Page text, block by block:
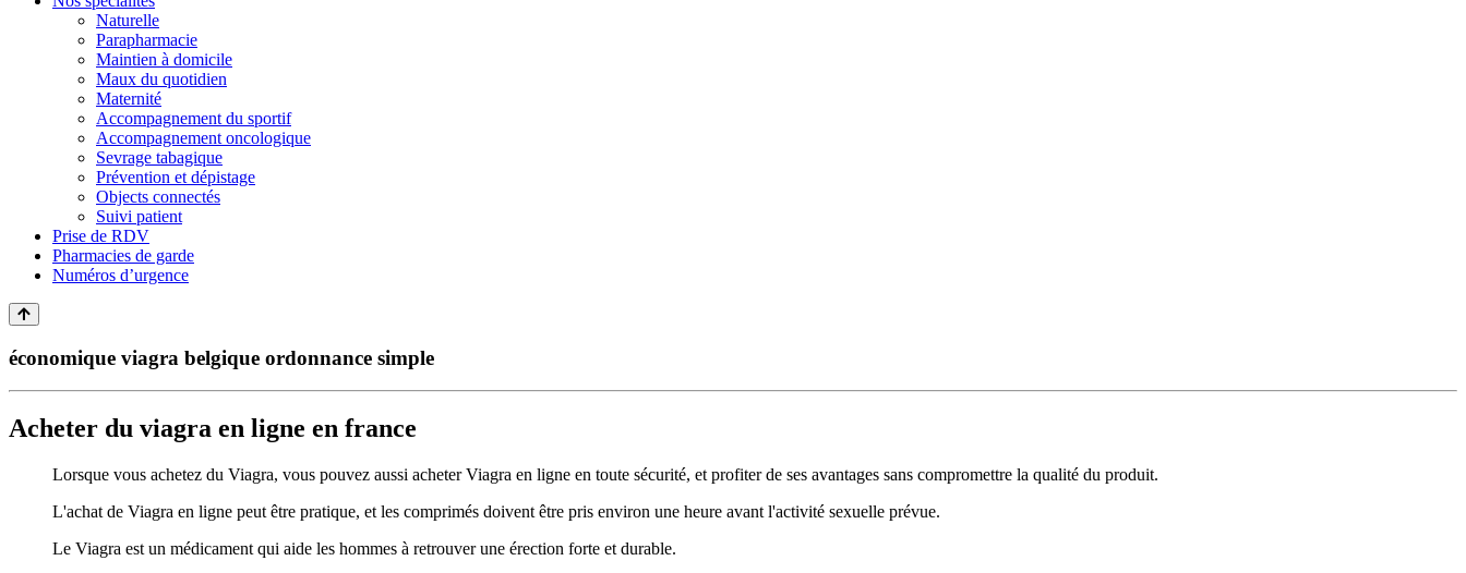
Naturelle
Parapharmacie
Maintien à domicile
Maux du quotidien
Maternité
Accompagnement du sportif
Accompagnement oncologique
Sevrage tabagique
Prévention et dépistage
Objects connectés
Suivi patient
Prise de RDV
Pharmacies de garde
Numéros d’urgence
économique viagra belgique ordonnance simple
Acheter du viagra en ligne en france
Lorsque vous achetez du Viagra, vous pouvez aussi acheter Viagra en ligne en toute sécurité, et profiter de ses avantages sans compromettre la qualité du produit.
L'achat de Viagra en ligne peut être pratique, et les comprimés doivent être pris environ une heure avant l'activité sexuelle prévue.
Le Viagra est un médicament qui aide les hommes à retrouver une érection forte et durable.